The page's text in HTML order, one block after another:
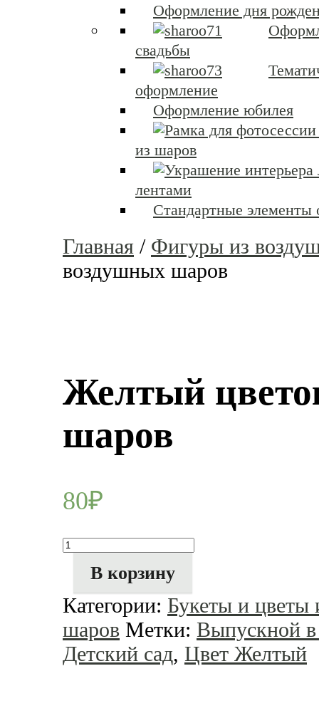
Оформление дня
свадьбы
оформление
Оформление юбилея
из шаров
лентами
Стандартные элементы
Главная / Фигуры из
воздушных шаров
Желтый
шаров
80₽
Количество
товара
Желтый
цветок
воздушных
В корзину
Категории: Букеты и цветы
шаров Метки: Выпускной в
Детский сад, Цвет Желтый